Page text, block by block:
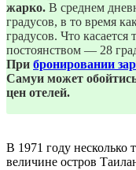
жарко. В среднем
градусов, в то время
градусов. Что
постоянством — 28
При бронировании
Самуи может
цен отелей.
В 1971 году несколько
величине остров